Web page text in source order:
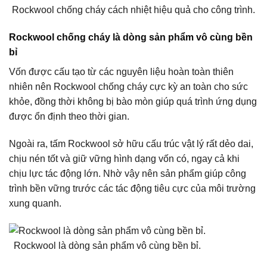
Rockwool chống cháy cách nhiệt hiệu quả cho công trình.
Rockwool chống cháy là dòng sản phẩm vô cùng bền
bỉ
Vốn được cấu tạo từ các nguyên liệu hoàn toàn thiên
nhiên nên Rockwool chống cháy cực kỳ an toàn cho sức
khỏe, đồng thời không bị bào mòn giúp quá trình ứng dụng
được ổn định theo thời gian.
Ngoài ra, tấm Rockwool sở hữu cấu trúc vật lý rất dẻo dai,
chịu nén tốt và giữ vững hình dạng vốn có, ngay cả khi
chịu lực tác động lớn. Nhờ vậy nên sản phẩm giúp công
trình bền vững trước các tác động tiêu cực của môi trường
xung quanh.
Rockwool là dòng sản phẩm vô cùng bền bỉ.